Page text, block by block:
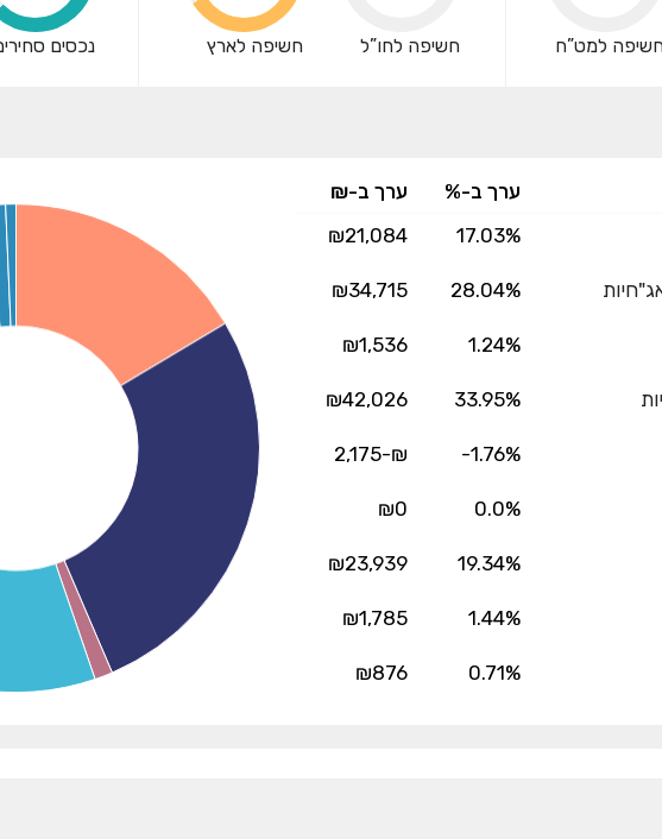
חשיפה למט”ח חשיפה לחו”ל חשיפה לארץ נכסים
ערך ב-%
ערך ב-₪
17.03%
₪21,084
28.04%
₪34,715
1.24%
₪1,536
33.95%
₪42,026
-1.76%
₪-2,175
0.0%
₪0
19.34%
₪23,939
1.44%
₪1,785
0.71%
₪876